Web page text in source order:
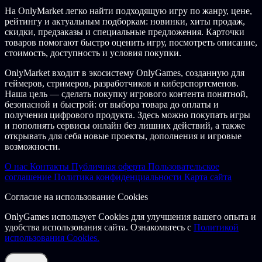
На OnlyMarket легко найти подходящую игру по жанру, цене,
рейтингу и актуальным подборкам: новинки, хиты продаж,
скидки, предзаказы и специальные предложения. Карточки
товаров помогают быстро оценить игру, посмотреть описание,
стоимость, доступность и условия покупки.
OnlyMarket входит в экосистему OnlyGames, созданную для
геймеров, стримеров, разработчиков и киберспортсменов.
Наша цель — сделать покупку игрового контента понятной,
безопасной и быстрой: от выбора товара до оплаты и
получения цифрового продукта. Здесь можно покупать игры
и пополнять сервисы онлайн без лишних действий, а также
открывать для себя новые проекты, дополнения и игровые
возможности.
О нас Контакты Публичная оферта Пользовательское
соглашение Политика конфиденциальности Карта сайта
Согласие на использование Cookies
OnlyGames использует Cookies для улучшения вашего опыта и
удобства использования сайта. Ознакомьтесь с Политикой
использования Cookies.